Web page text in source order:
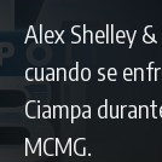
Alex Shelley &
cuando se
Ciampa
MCMG.